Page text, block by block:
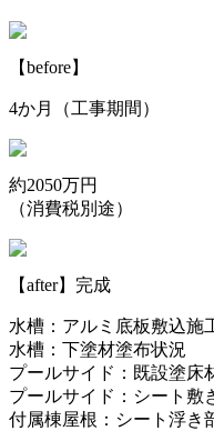
【before】
4か月（工事期間）
約2050万円
（消費税別途）
【after】完成
水槽：アルミ底板敷込施
水槽：下塗材塗布状況
プールサイド：既設塗床
プールサイド：シート敷
付属棟屋根：シート浮き